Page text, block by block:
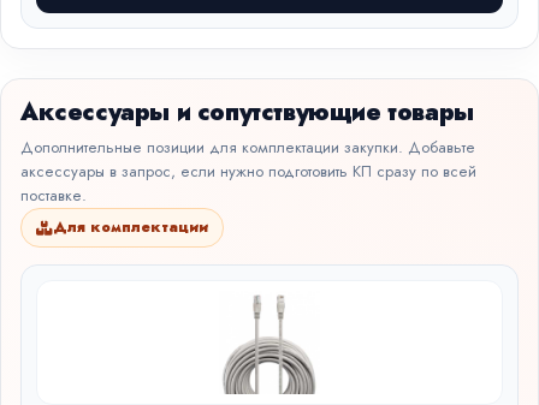
Аксессуары и сопутствующие товары
Дополнительные позиции для комплектации закупки. Добавьте
аксессуары в запрос, если нужно подготовить КП сразу по всей
поставке.
Для комплектации